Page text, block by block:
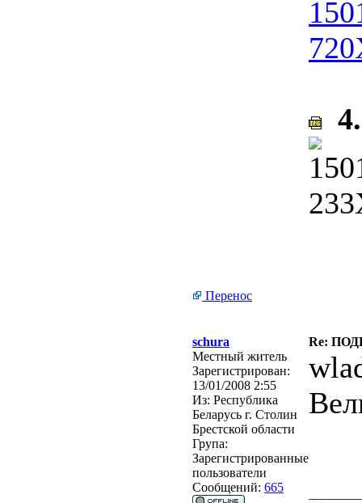
Перенос
schura
Re:
Местный житель
Зарегистрирован:
13/01/2008 2:55
Из: Республика
Беларусь г. Столин
Брестской области
Група:
Зарегистрированные
пользователи
Сообщений: 665